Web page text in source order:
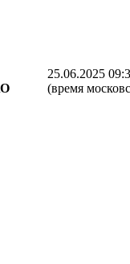
25.06.2025
(время